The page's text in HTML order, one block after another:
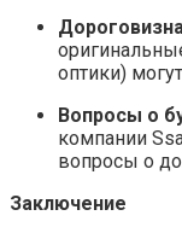
оптики)
Вопросы о
компании
вопросы о
Заключение